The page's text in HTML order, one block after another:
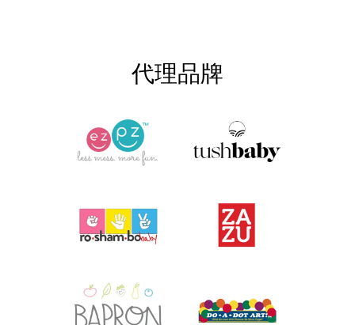
代理品牌